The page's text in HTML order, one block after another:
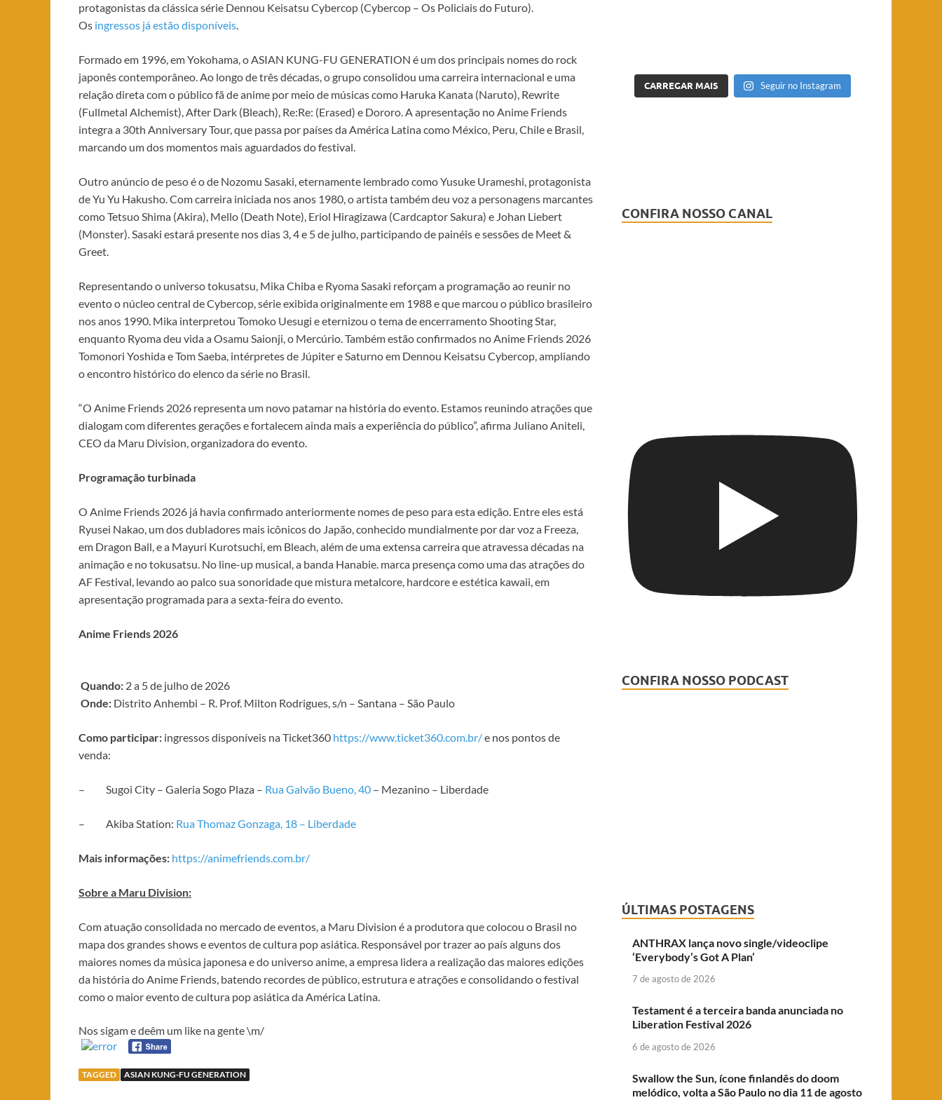
protagonistas da clássica série Dennou Keisatsu Cybercop (Cybercop – Os Policiais do Futuro).
Os ingressos já estão disponíveis.
Formado em 1996, em Yokohama, o ASIAN KUNG-FU GENERATION é um dos principais nomes do rock
japonês contemporâneo. Ao longo de três décadas, o grupo consolidou uma carreira internacional e uma
relação direta com o público fã de anime por meio de músicas como Haruka Kanata (Naruto), Rewrite
(Fullmetal Alchemist), After Dark (Bleach), Re:Re: (Erased) e Dororo. A apresentação no Anime Friends
integra a 30th Anniversary Tour, que passa por países da América Latina como México, Peru, Chile e Brasil,
marcando um dos momentos mais aguardados do festival.
Outro anúncio de peso é o de Nozomu Sasaki, eternamente lembrado como Yusuke Urameshi, protagonista
de Yu Yu Hakusho. Com carreira iniciada nos anos 1980, o artista também deu voz a personagens marcantes
como Tetsuo Shima (Akira), Mello (Death Note), Eriol Hiragizawa (Cardcaptor Sakura) e Johan Liebert
(Monster). Sasaki estará presente nos dias 3, 4 e 5 de julho, participando de painéis e sessões de Meet &
Greet.
Representando o universo tokusatsu, Mika Chiba e Ryoma Sasaki reforçam a programação ao reunir no
evento o núcleo central de Cybercop, série exibida originalmente em 1988 e que marcou o público brasileiro
nos anos 1990. Mika interpretou Tomoko Uesugi e eternizou o tema de encerramento Shooting Star,
enquanto Ryoma deu vida a Osamu Saionji, o Mercúrio. Também estão confirmados no Anime Friends 2026
Tomonori Yoshida e Tom Saeba, intérpretes de Júpiter e Saturno em Dennou Keisatsu Cybercop, ampliando
o encontro histórico do elenco da série no Brasil.
“O Anime Friends 2026 representa um novo patamar na história do evento. Estamos reunindo atrações que
dialogam com diferentes gerações e fortalecem ainda mais a experiência do público”, afirma Juliano Aniteli,
CEO da Maru Division, organizadora do evento.
Programação turbinada
O Anime Friends 2026 já havia confirmado anteriormente nomes de peso para esta edição. Entre eles está
Ryusei Nakao, um dos dubladores mais icônicos do Japão, conhecido mundialmente por dar voz a Freeza,
em Dragon Ball, e a Mayuri Kurotsuchi, em Bleach, além de uma extensa carreira que atravessa décadas na
animação e no tokusatsu. No line-up musical, a banda Hanabie. marca presença como uma das atrações do
AF Festival, levando ao palco sua sonoridade que mistura metalcore, hardcore e estética kawaii, em
apresentação programada para a sexta-feira do evento.
Anime Friends 2026
Quando: 2 a 5 de julho de 2026
Onde: Distrito Anhembi – R. Prof. Milton Rodrigues, s/n – Santana – São Paulo
Como participar: ingressos disponíveis na Ticket360 https://www.ticket360.com.br/e nos pontos de
venda:
– Sugoi City – Galeria Sogo Plaza – Rua Galvão Bueno, 40 – Mezanino – Liberdade
– Akiba Station: Rua Thomaz Gonzaga, 18 – Liberdade
Mais informações: https://animefriends.com.br/
Sobre a Maru Division:
Com atuação consolidada no mercado de eventos, a Maru Division é a produtora que colocou o Brasil no
mapa dos grandes shows e eventos de cultura pop asiática. Responsável por trazer ao país alguns dos
maiores nomes da música japonesa e do universo anime, a empresa lidera a realização das maiores edições
da história do Anime Friends, batendo recordes de público, estrutura e atrações e consolidando o festival
como o maior evento de cultura pop asiática da América Latina.
Nos sigam e deêm um like na gente \m/
TAGGED ASIAN KUNG-FU GENERATION
CARREGAR MAIS Seguir no Instagram
CONFIRA NOSSO CANAL
CONFIRA NOSSO PODCAST
ÚLTIMAS POSTAGENS
ANTHRAX lança novo single/videoclipe
‘Everybody’s Got A Plan’
7 de agosto de 2026
Testament é a terceira banda anunciada no
Liberation Festival 2026
6 de agosto de 2026
Swallow the Sun, ícone finlandês do doom
melódico, volta a São Paulo no dia 11 de agosto